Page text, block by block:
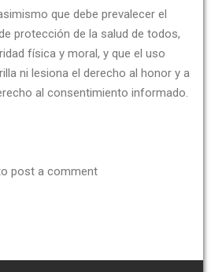
que debe prevalecer el
protección de la salud de todos,
física y moral, y que el uso
ni lesiona el derecho al honor y a
al consentimiento informado.
post a comment